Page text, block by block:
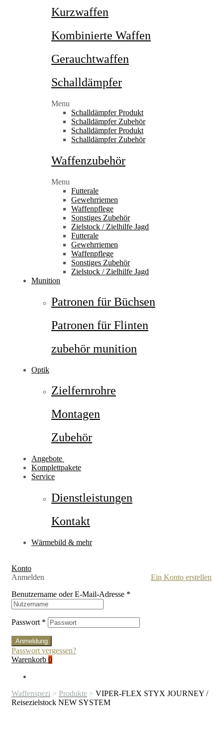
Kurzwaffen
Kombinierte Waffen
Gerauchtwaffen
Schalldämpfer
Menu
Schalldämpfer Produkt
Schalldämpfer Zubehör
Schalldämpfer Produkt
Schalldämpfer Zubehör
Waffenzubehör
Menu
Futterale
Gewehrriemen
Waffenpflege
Sonstiges Zubehör
Zielstock / Zielhilfe Jagd
Futterale
Gewehrriemen
Waffenpflege
Sonstiges Zubehör
Zielstock / Zielhilfe Jagd
Munition
Patronen für Büchsen
Patronen für Flinten
zubehör munition
Optik
Zielfernrohre
Montagen
Zubehör
Angebote
Komplettpakete
Service
Dienstleistungen
Kontakt
Wärmebild & mehr
Konto
Anmelden
Ein Konto erstellen
Benutzername oder E-Mail-Adresse *
Passwort *
Anmeldung
Passwort vergessen?
Warenkorb 0
Waffenspezi > Produkte > VIPER-FLEX STYX JOURNEY /
Reisezielstock NEW SYSTEM